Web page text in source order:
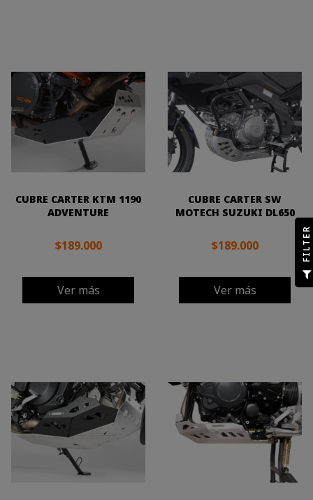
CUBRE CARTER KTM 1190
ADVENTURE
$189.000
Ver más
CUBRE CARTER SW
MOTECH SUZUKI DL650
$189.000
Ver más
R